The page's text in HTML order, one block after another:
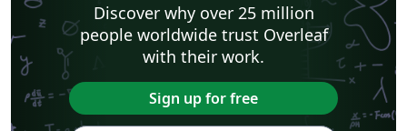
Discover why over 25 million
people worldwide trust Overleaf
with their work.
Sign up for free